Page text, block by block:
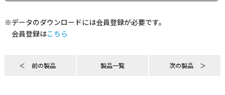
※データのダウンロードには会員登録が必要です。
会員登録はこちら
前の製品 製品一覧 次の製品